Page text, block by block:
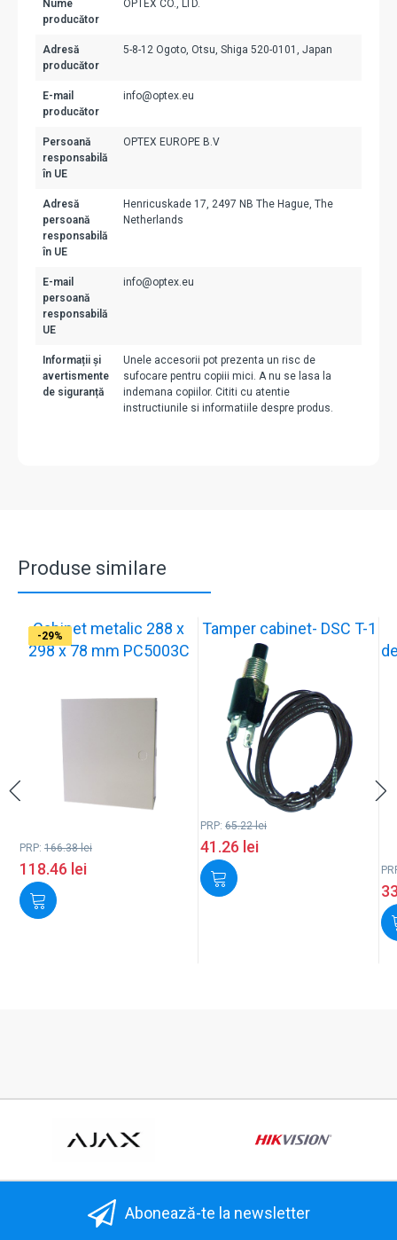
Nume
producător
OPTEX CO., LTD.
Adresă
producător
5-8-12 Ogoto, Otsu, Shiga 520-0101, Japan
E-mail
producător
info@optex.eu
Persoană
responsabilă
în UE
OPTEX EUROPE B.V
Adresă
persoană
responsabilă
în UE
Henricuskade 17, 2497 NB The Hague, The
Netherlands
E-mail
persoană
responsabilă
UE
info@optex.eu
Informații și
avertismente
de siguranță
Unele accesorii pot prezenta un risc de
sufocare pentru copiii mici. A nu se lasa la
indemana copiilor. Cititi cu atentie
instructiunile si informatiile despre produs.
Produse similare
-29%
Cabinet metalic 288 x
298 x 78 mm PC5003C
PRP: 166.38lei
118.46 lei
-37% Tamper cabinet- DSC T-1
PRP: 65.22lei
41.26 lei
-17%
-17%
-17%
-17%
-17%
-17%
-33%
-29%
Abonează-te la newsletter